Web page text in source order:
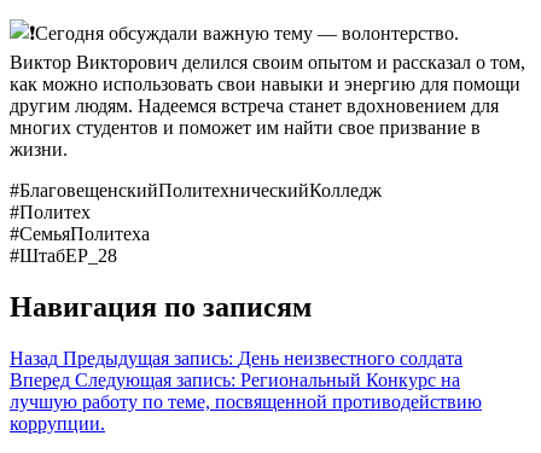
Сегодня обсуждали важную тему — волонтерство.
Виктор Викторович делился своим опытом и рассказал о том,
как можно использовать свои навыки и энергию для помощи
другим людям. Надеемся встреча станет вдохновением для
многих студентов и поможет им найти свое призвание в
жизни.
#БлаговещенскийПолитехническийКолледж
#Политех
#СемьяПолитеха
#ШтабЕР_28
Навигация по записям
Назад Предыдущая запись: День неизвестного солдата
Вперед Следующая запись: Региональный Конкурс на
лучшую работу по теме, посвященной противодействию
коррупции.